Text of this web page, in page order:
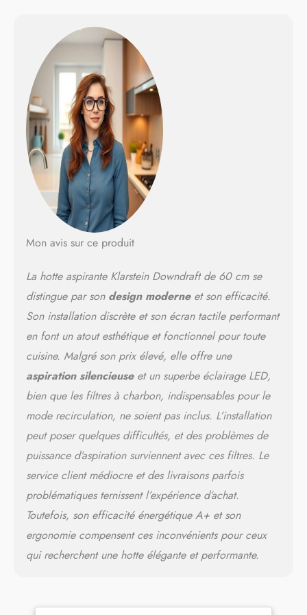
assure un flux d'air puissant
tout en restant économe en
énergie. Reconnu avec un
classement d'efficacité
énergétique A, il réduit le
coût énergétique de votre
maison. MODES
D'ASPIRATION ET DE
RECIRCULATION : Cette
hotte permet l'extraction et
également la recirculation.
charbon actif sont vendus
séparément. UN HOTTE
INGENIEUSE : Aspirant la
vapeur horizontalement sur
la cuisinière, plutôt que de
la laisser monter, ces hottes
aspirantes descendantes
sont installées sur un plan
de travail ou un îlot de
cuisine et se lèvent lorsqu'il
est temps de cuisiner.
FACILE À INSTALLER ET À
NETTOYER : Les instructions
étape garantissent une
installation rapide. La hotte
aspirante de cuisine
comprend 2 filtres à graisse
qui peuvent être retirés et
lavés à la main ou dans un
Mon avis sur ce produit
La hotte aspirante Klarstein Downdraft de 60 cm se
distingue par son design moderneet son efficacité.
Son installation discrète et son écran tactile performant
en font un atout esthétique et fonctionnel pour toute
cuisine. Malgré son prix élevé, elle offre une
aspiration silencieuseet un superbe éclairage LED,
bien que les filtres à charbon, indispensables pour le
mode recirculation, ne soient pas inclus. L’installation
peut poser quelques difficultés, et des problèmes de
puissance d’aspiration surviennent avec ces filtres. Le
service client médiocre et des livraisons parfois
problématiques ternissent l’expérience d’achat.
Toutefois, son efficacité énergétique A+ et son
ergonomie compensent ces inconvénients pour ceux
qui recherchent une hotte élégante et performante.